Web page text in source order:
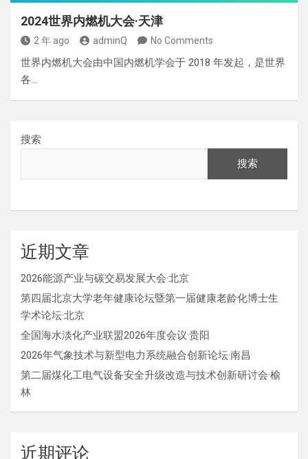
2024世界内燃机大会·天津
2 年 ago adminQ No Comments
世界内燃机大会由中国内燃机学会于 2018 年发起，是世界
各…
搜索
搜索
近期文章
2026能源产业与碳交易发展大会·北京
第四届北京大学老年健康论坛暨第一届健康老龄化博士生
学术论坛·北京
全国海水淡化产业联盟2026年度会议·贵阳
2026年气象技术与新型电力系统融合创新论坛·南昌
第二届煤化工电气设备安全升级改造与技术创新研讨会·榆
林
近期评论